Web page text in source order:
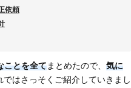
依頼
ことを全てまとめたので、 気に
ではさっそくご紹介していきまし